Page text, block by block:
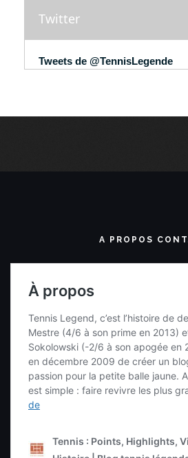
Twitter
Tweets de @TennisLegende
A PROPOS